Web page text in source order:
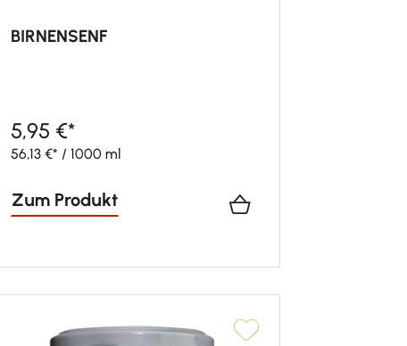
BIRNENSENF
5,95 €*
56,13 €* / 1000 ml
Zum Produkt